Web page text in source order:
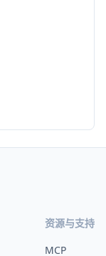
资源与支持
MCP